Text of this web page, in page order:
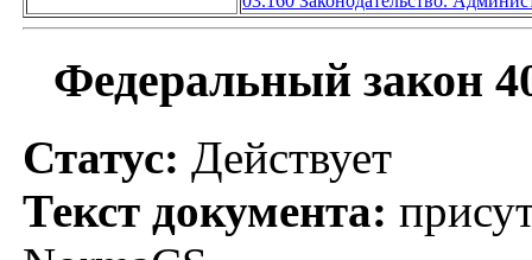
Федеральный закон
Статус: Действует
Текст документа: